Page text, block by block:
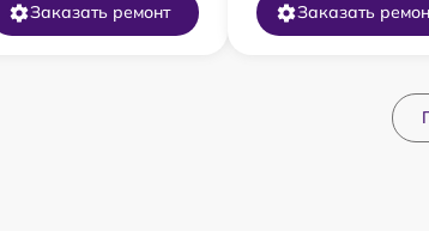
Заказать ремонт Заказать